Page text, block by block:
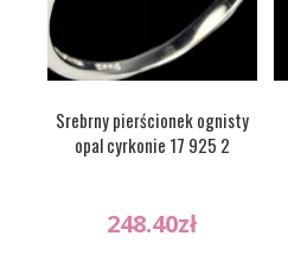
Srebrny pierścionek ognisty
opal cyrkonie 17 925 2
248.40zł